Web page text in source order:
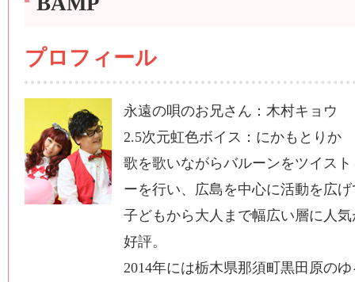
プロフィール
永遠の唄のお兄さん：木村キョウ
2.5次元虹色ボイス：にかもとりか
歌を歌いながらバルーンをツイス
ーを行い、広島を中心に活動を広
子どもから大人まで幅広い層に人
好評。
2014年には栃木県那須町黒田原の